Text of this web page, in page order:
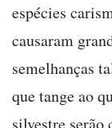
espécies
causaram
semelhanças
que tange ao
silvestre serão